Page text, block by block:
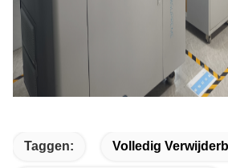
Taggen: Volledig